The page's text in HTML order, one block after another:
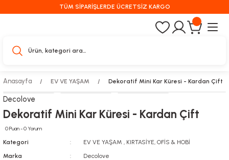
TÜM SİPARİŞLERDE ÜCRETSİZ KARGO
Anasayfa EV VE YAŞAM Dekoratif Mini Kar Küresi - Kardan Çift
Decolove
Dekoratif Mini Kar Küresi - Kardan Çift
0 Puan - 0 Yorum
Kategori EV VE YAŞAM , KIRTASİYE, OFİS & HOBİ
Marka
Decolove